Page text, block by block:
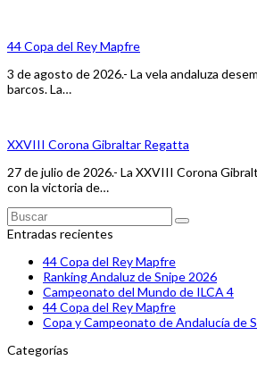
44 Copa del Rey Mapfre
3 de agosto de 2026.- La vela andaluza
barcos. La…
XXVIII Corona Gibraltar Regatta
27 de julio de 2026.- La XXVIII Corona
con la victoria de…
Buscar
Enviar
Entradas recientes
44 Copa del Rey Mapfre
Ranking Andaluz de Snipe 2026
Campeonato del Mundo de ILCA 4
44 Copa del Rey Mapfre
Copa y Campeonato de Andalucía de
Categorías